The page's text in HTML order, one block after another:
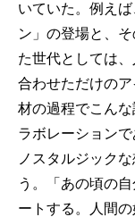
いていた。例え
ン」の登場と、
た世代としては
合わせただけの
材の過程でこん
ラボレーション
ノスタルジック
う。「あの頃の
ートする。人間